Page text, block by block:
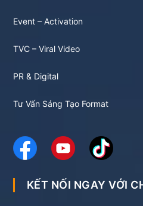
Event – Activation
TVC – Viral Video
PR & Digital
Tư Vấn Sáng Tạo Format
KẾT NỐI NGAY VỚI